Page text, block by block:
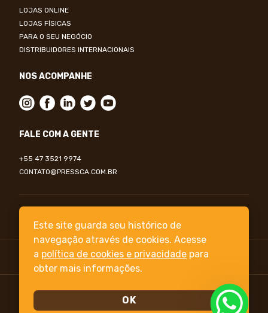
LOJAS ONLINE
LOJAS FÍSICAS
PARA O SEU NEGÓCIO
DISTRIBUIDORES INTERNACIONAIS
NOS ACOMPANHE
FALE COM A GENTE
+55 47 3521 9974
CONTATO@PRESSCA.COM.BR
PORTUGUÊS BRASIL
INDÚSTRIA NACIONAL
Estrada Blumenau, 2222 Setor 01 - Bairro Bremer
89161-000 Rio do Sul - SC - CNPJ 05.455.435/0001-44
Este site guarda seu histórico de
navegação através de cookies. Acesse
a política de cookies e privacidade para
obter mais informações.
OK